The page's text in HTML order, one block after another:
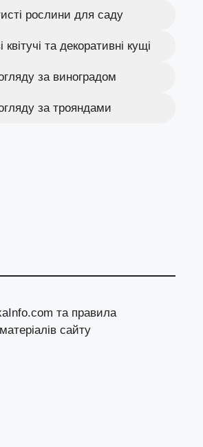
рослини для саду
квітучі та декоративні кущі
за виноградом
за трояндами
та правила
сайту